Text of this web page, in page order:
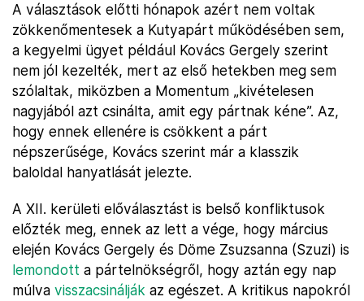
A választások előtti hónapok azért nem voltak
zökkenőmentesek a Kutyapárt működésében sem,
a kegyelmi ügyet például Kovács Gergely szerint
nem jól kezelték, mert az első hetekben meg sem
szólaltak, miközben a Momentum „kivételesen
nagyjából azt csinálta, amit egy pártnak kéne”. Az,
hogy ennek ellenére is csökkent a párt
népszerűsége, Kovács szerint már a klasszik
baloldal hanyatlását jelezte.
A XII. kerületi előválasztást is belső konfliktusok
előzték meg, ennek az lett a vége, hogy március
elején Kovács Gergely és Döme Zsuzsanna (Szuzi) is
lemondott a pártelnökségről, hogy aztán egy nap
múlva visszacsinálják az egészet. A kritikus napokról